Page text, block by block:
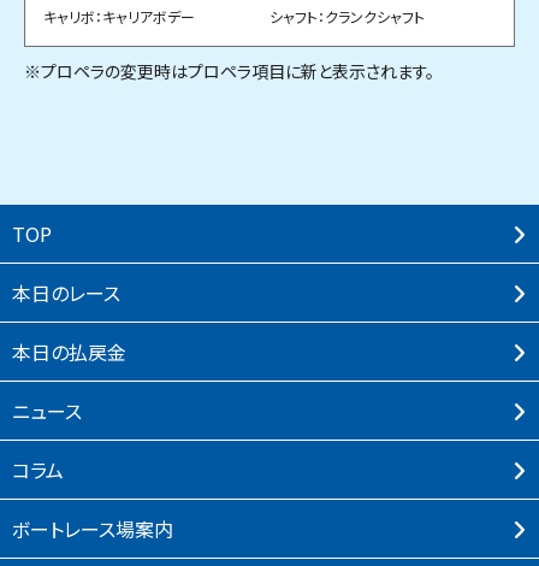
キャリボ：キャリアボデー
シャフト：クランクシャフト
※プロペラの変更時はプロペラ項目に新と表示されます。
TOP
本⽇のレース
本⽇の払戻⾦
ニュース
コラム
ボートレース場案内